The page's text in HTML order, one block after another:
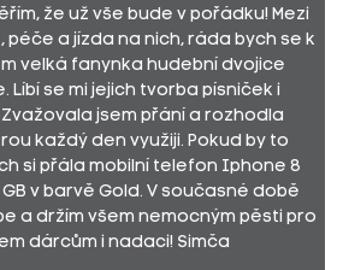
že už vše bude v pořádku! Mezi
péče a jízda na nich, ráda bych se k
velká fanynka hudební dvojice
Líbí se mi jejich tvorba písniček i
jsem přání a rozhodla
každý den využiji. Pokud by to
si přála mobilní telefon Iphone 8
v barvě Gold. V současné době
a držím všem nemocným pěsti pro
dárcům i nadaci! Simča